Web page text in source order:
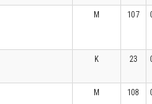
M 107
K 23
M 108